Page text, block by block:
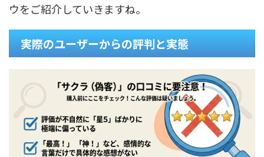
ウをご紹介していきますね。
実際のユーザーからの評判と実態